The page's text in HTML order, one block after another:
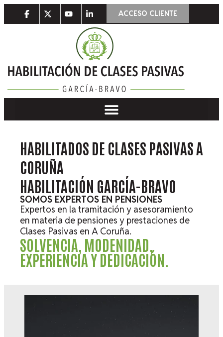
ACCESO CLIENTE
HABILITADOS DE CLASES PASIVAS A
CORUÑA
HABILITACIÓN GARCÍA-BRAVO
SOMOS EXPERTOS EN PENSIONES
Expertos en la tramitación y asesoramiento
en materia de pensiones y prestaciones de
Clases Pasivas en A Coruña.
SOLVENCIA, MODENIDAD,
EXPERIENCIA Y DEDICACIÓN.